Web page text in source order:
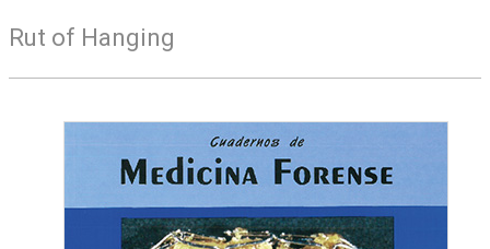
Rut of Hanging